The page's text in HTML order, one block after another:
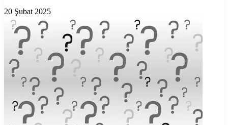
20 Şubat 2025